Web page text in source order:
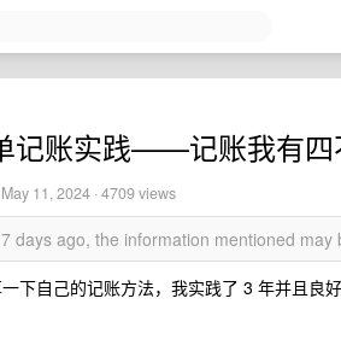
记账实践——记账我有四
May 11, 2024 · 4709 views
days ago, the information mentioned may
下自己的记账方法，我实践了 3 年并且良